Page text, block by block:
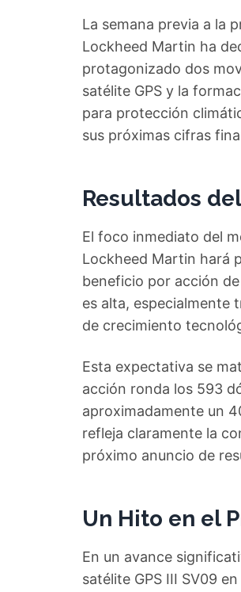
La semana previa a la
Lockheed Martin ha
protagonizado dos
satélite GPS y la
para protección
sus próximas cifras
Resultados
El foco inmediato del
Lockheed Martin hará
beneficio por acción
es alta, especialmente
de crecimiento
Esta expectativa se
acción ronda los 593
aproximadamente un
refleja claramente la
próximo anuncio de
Un Hito en el
En un avance
satélite GPS III SV09